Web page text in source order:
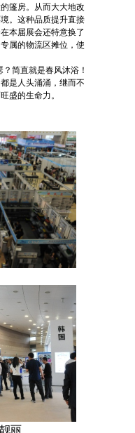
篷房。从而大大地改
。这种品质提升直接
本届展会还特意换了
属的物流区摊位，使
简直就是春风沐浴！
是人头涌涌，继而不
盛的生命力。
丽